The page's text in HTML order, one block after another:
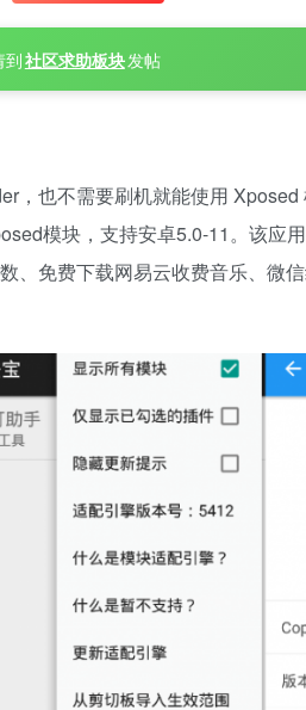
到社区求助板块发帖
，也不需要刷机就能使用
模块，支持安卓5.0-11。该应
、免费下载网易云收费音乐、微